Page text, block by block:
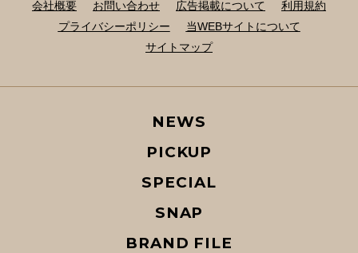
会社概要 お問い合わせ 広告掲載について
利用規約
プライバシーポリシー
当WEBサイトについて
サイトマップ
NEWS
PICKUP
SPECIAL
SNAP
BRAND FILE